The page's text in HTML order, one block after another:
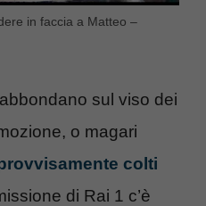
in faccia a Matteo –
sul viso dei
o magari
colti
di Rai 1 c’è